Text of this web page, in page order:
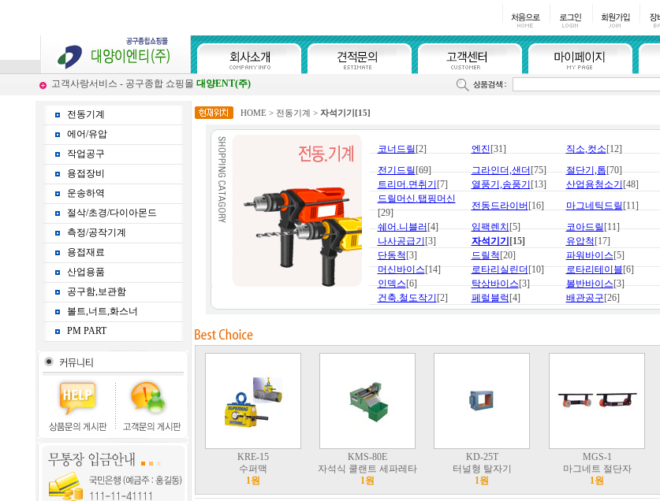
고객사랑서비스 - 공구종합 쇼핑몰 대양ENT(주)
전동기계
에어/유압
작업공구
용접장비
운송하역
절삭/초경/다이아몬드
측정/공작기계
용접재료
산업용품
공구함,보관함
볼트,너트,화스너
PM PART
HOME > 전동기계 > 자석기기[15]
코너드릴 [2] 엔진 [31] 직소,컷소 [12]
전기드릴 [69] 그라인더,샌더 [75] 절단기,톱 [70]
트리머.면취기 [7] 열풍기,송풍기 [13] 산업용청소기 [48]
드릴머신.탭핑머신
[29]
전동드라이버 [16] 마그네틱드릴 [11]
쉐어.니블러 [4] 임팩렌치 [5] 코아드릴 [11]
나사공급기 [3] 자석기기 [15] 유압척 [17]
단동척 [3] 드릴척 [20] 파워바이스 [5]
머신바이스 [14] 로타리실린더 [10] 로타리테이블 [6]
인덱스 [6] 탁상바이스 [3] 볼반바이스 [3]
건축.철도작기 [2] 페럴블럭 [4] 배관공구 [26]
KRE-15
수퍼맥
1원
KMS-80E
자석식 쿨랜트 세파레타
1원
KD-25T
터널형 탈자기
1원
MGS-1
마그네트 절단자
1원